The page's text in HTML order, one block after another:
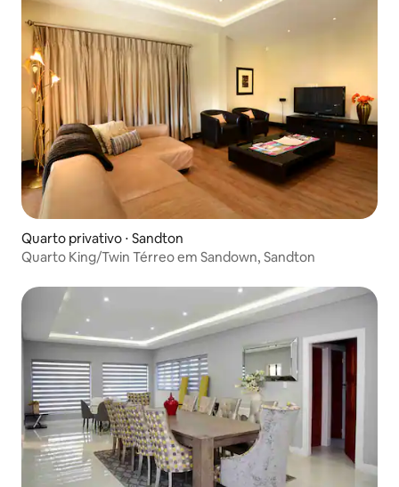
Quarto privativo ⋅ Sandton
Quarto King/Twin Térreo em Sandown, Sandton